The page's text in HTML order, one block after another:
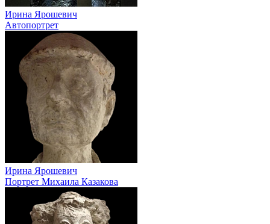
Ирина Ярошевич
Автопортрет
Ирина Ярошевич
Портрет Михаила Казакова